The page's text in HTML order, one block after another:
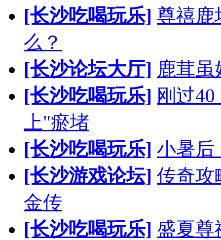
[长沙吃喝玩乐] 尊禧鹿
么？
[长沙论坛大厅] 鹿茸
[长沙吃喝玩乐] 刚过
上"瘀堵
[长沙吃喝玩乐] 小暑后
[长沙游戏论坛] 传奇攻
金传
[长沙吃喝玩乐] 盛夏尊